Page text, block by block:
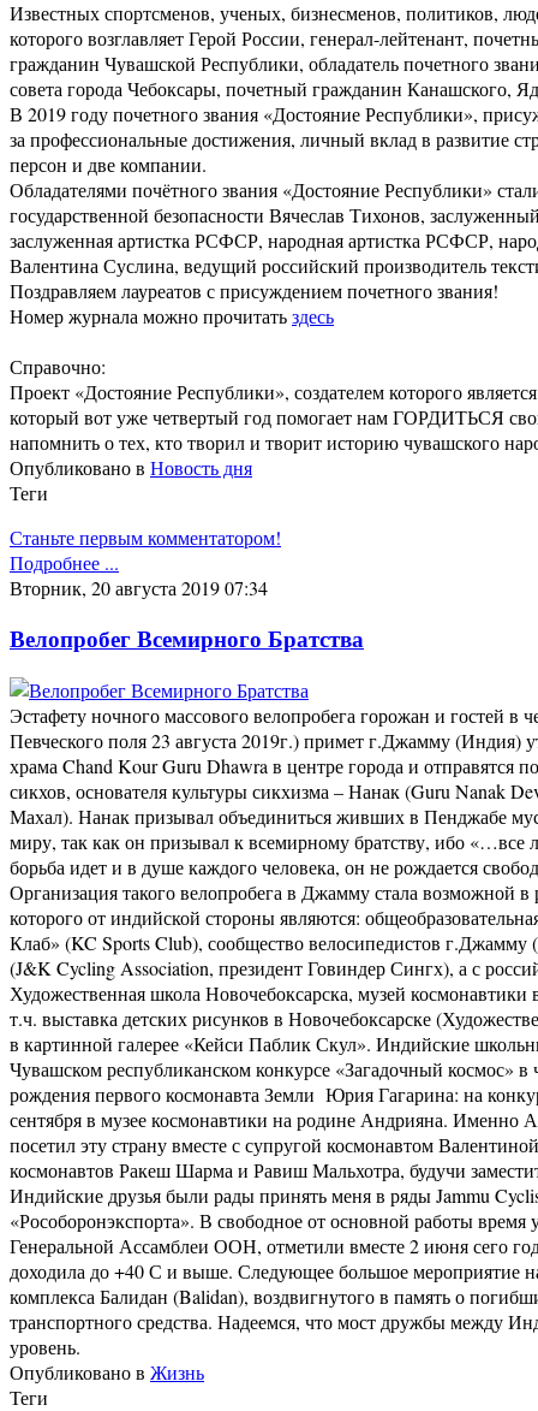
Известных спортсменов, ученых, бизнесменов, политиков,
которого возглавляет Герой России, генерал-лейтенант,
гражданин Чувашской Республики, обладатель почетного
совета города Чебоксары, почетный гражданин Канашского,
В 2019 году почетного звания «Достояние Республики»,
за профессиональные достижения, личный вклад в развитие
персон и две компании.
Обладателями почётного звания «Достояние Республики»
государственной безопасности Вячеслав Тихонов,
заслуженная артистка РСФСР, народная артистка РСФСР,
Валентина Суслина, ведущий российский производитель
Поздравляем лауреатов с присуждением почетного звания!
Номер журнала можно прочитатьздесь
Справочно:
Проект «Достояние Республики», создателем которого
который вот уже четвертый год помогает нам ГОРДИТЬСЯ
напомнить о тех, кто творил и творит историю чувашского
Опубликовано в Новость дня
Теги
Станьте первым комментатором!
Подробнее ...
Вторник, 20 августа 2019 07:34
Велопробег Всемирного Братства
Эстафету ночного массового велопробега горожан и гостей
Певческого поля 23 августа 2019г.) примет г.Джамму (Индия)
храма Chand Kour Guru Dhawra в центре города и отправятся
сикхов, основателя культуры сикхизма – Нанак (Guru Nanak
Махал). Нанак призывал объединиться живших в Пенджабе
миру, так как он призывал к всемирному братству, ибо
борьба идет и в душе каждого человека, он не рождается
Организация такого велопробега в Джамму стала возможной
которого от индийской стороны являются:
Клаб» (KC Sports Club), сообщество велосипедистов
(J&K Cycling Association, президент Говиндер Сингх), а с
Художественная школа Новочебоксарска, музей
т.ч. выставка детских рисунков в Новочебоксарске
в картинной галерее «Кейси Паблик Скул». Индийские
Чувашском республиканском конкурсе «Загадочный космос»
рождения первого космонавта Земли Юрия Гагарина: на
сентября в музее космонавтики на родине Андрияна.
посетил эту страну вместе с супругой космонавтом
космонавтов Ракеш Шарма и Равиш Мальхотра, будучи
Индийские друзья были рады принять меня в ряды Jammu
«Рособоронэкспорта». В свободное от основной работы
Генеральной Ассамблеи ООН, отметили вместе 2 июня сего
доходила до +40 С и выше. Следующее большое мероприятие
комплекса Балидан (Balidan), воздвигнутого в память о
транспортного средства. Надеемся, что мост дружбы между
уровень.
Опубликовано в Жизнь
Теги